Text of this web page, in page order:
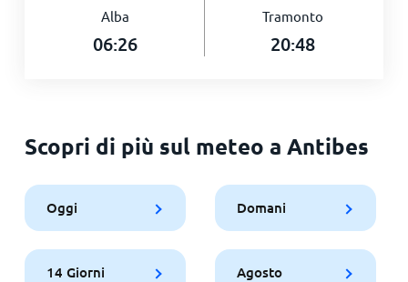
Alba
06:26
Tramonto
20:48
Scopri di più sul meteo a Antibes
Oggi Domani
14 Giorni Agosto